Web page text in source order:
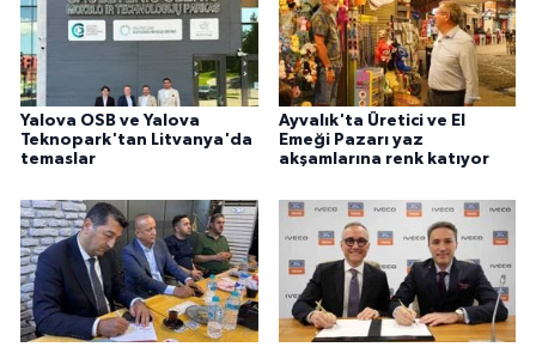
Yalova OSB ve Yalova
Teknopark'tan Litvanya'da
temaslar
Ayvalık'ta Üretici ve El
Emeği Pazarı yaz
akşamlarına renk katıyor